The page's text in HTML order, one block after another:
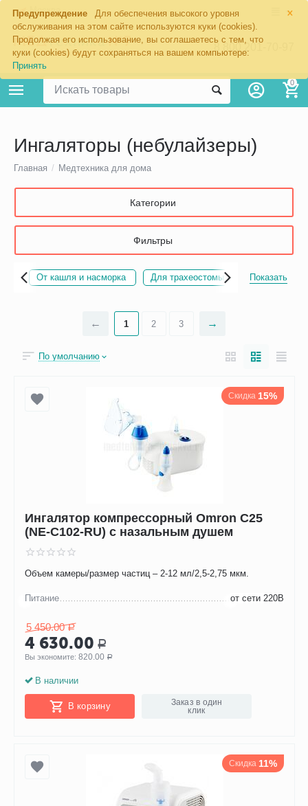
×
Предупреждение
Для обеспечения высокого уровня
обслуживания на этом сайте используются куки (cookies).
Продолжая его использование, вы соглашаетесь с тем, что
куки (cookies) будут сохраняться на вашем компьютере:
Принять
Москва
8 800 201-70-97
0
Ингаляторы (небулайзеры)
Главная / Медтехника для дома
Категории
Фильтры
От кашля и насморка Для трахеостомы Небулайзеры
Показать
1 2 3
По умолчанию
Скидка 15%
Ингалятор компрессорный Omron С25
(NE-С102-RU) с назальным душем
Объем камеры/размер частиц – 2-12 мл/2,5-2,75 мкм.
Питание от сети 220В
5 450.00 Р
4 630.00 Р
Вы экономите: 820.00 Р
В наличии
В корзину
Заказ в один
клик
Скидка 11%